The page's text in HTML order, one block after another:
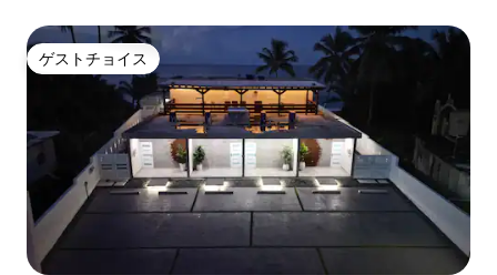
ゲストチョイス
ゲストチョイス